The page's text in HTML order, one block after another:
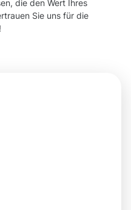
die den Wert Ihres
Sie uns für die